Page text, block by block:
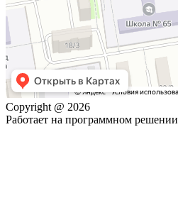
Copyright @ 2026
Работает на программном решении